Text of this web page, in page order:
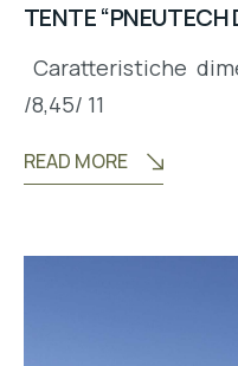
TENTE “PNEUTECH
Caratteristiche
/8,45/ 11
READ MORE